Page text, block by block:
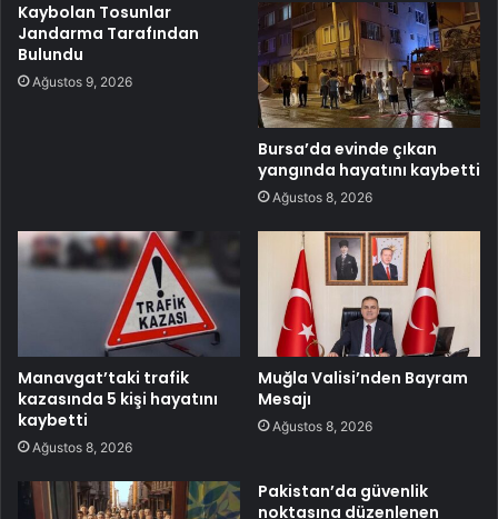
Kaybolan Tosunlar
Jandarma Tarafından
Bulundu
Ağustos 9, 2026
Bursa’da evinde çıkan
yangında hayatını kaybetti
Ağustos 8, 2026
Manavgat’taki trafik
kazasında 5 kişi hayatını
kaybetti
Ağustos 8, 2026
Muğla Valisi’nden Bayram
Mesajı
Ağustos 8, 2026
Pakistan’da güvenlik
noktasına düzenlenen